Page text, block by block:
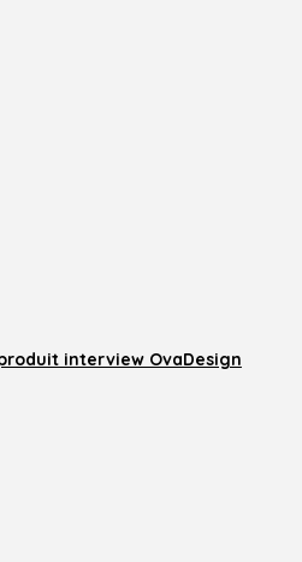
interview OvaDesign